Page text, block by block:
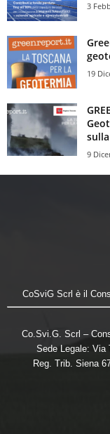
3
19
9
CoSviG Scrl è il
Co.Svi.G. Scrl –
Sede Legale: Via
Reg. Trib. Siena